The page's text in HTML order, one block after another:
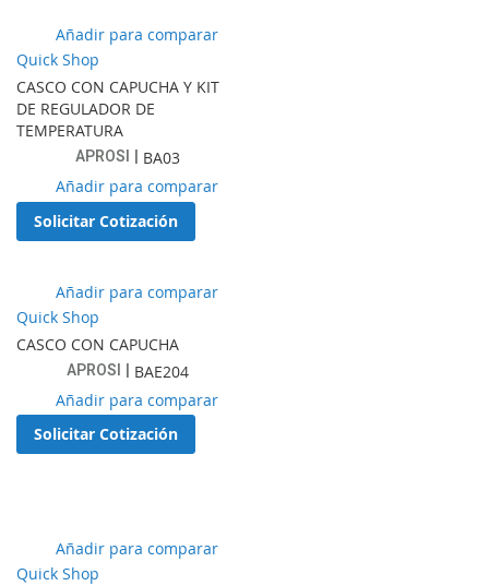
Añadir
a
de
favoritos
Añadir para comparar
Quick Shop
CASCO CON CAPUCHA Y KIT
DE REGULADOR DE
TEMPERATURA
APROSI
BA03
Añadir
a
lista
Añadir para comparar
Solicitar Cotización
Añadir
a
de
favoritos
Añadir para comparar
Quick Shop
CASCO CON CAPUCHA
APROSI
BAE204
Añadir
a
lista
Añadir para comparar
Solicitar Cotización
Añadir
a
Añadir para comparar
Quick Shop